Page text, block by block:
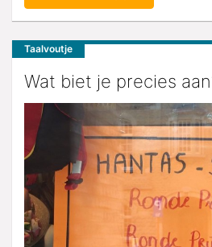
Taalvoutje
Wat biet je precies